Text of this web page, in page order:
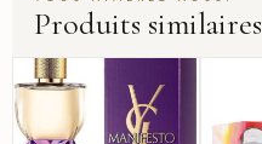
Produits similaires